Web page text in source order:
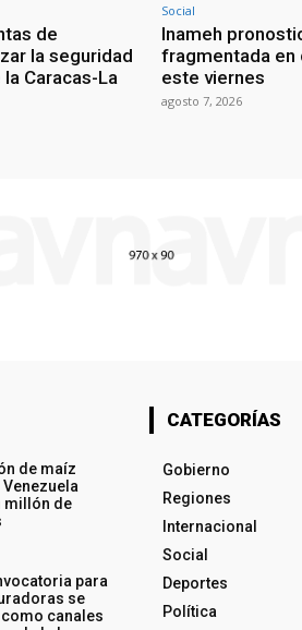
de
la seguridad
Caracas-La
Social
Inameh
fragmentada en
este viernes
agosto 7, 2026
de maíz
millón de
para
se
canales
CATEGORÍAS
Gobierno
Regiones
Internacional
Social
Deportes
Política